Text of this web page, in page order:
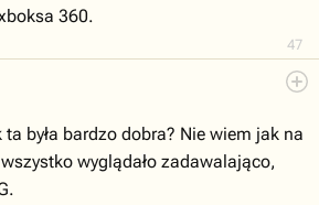
47
360.
była bardzo dobra? Nie wiem jak na
wyglądało zadawalająco,